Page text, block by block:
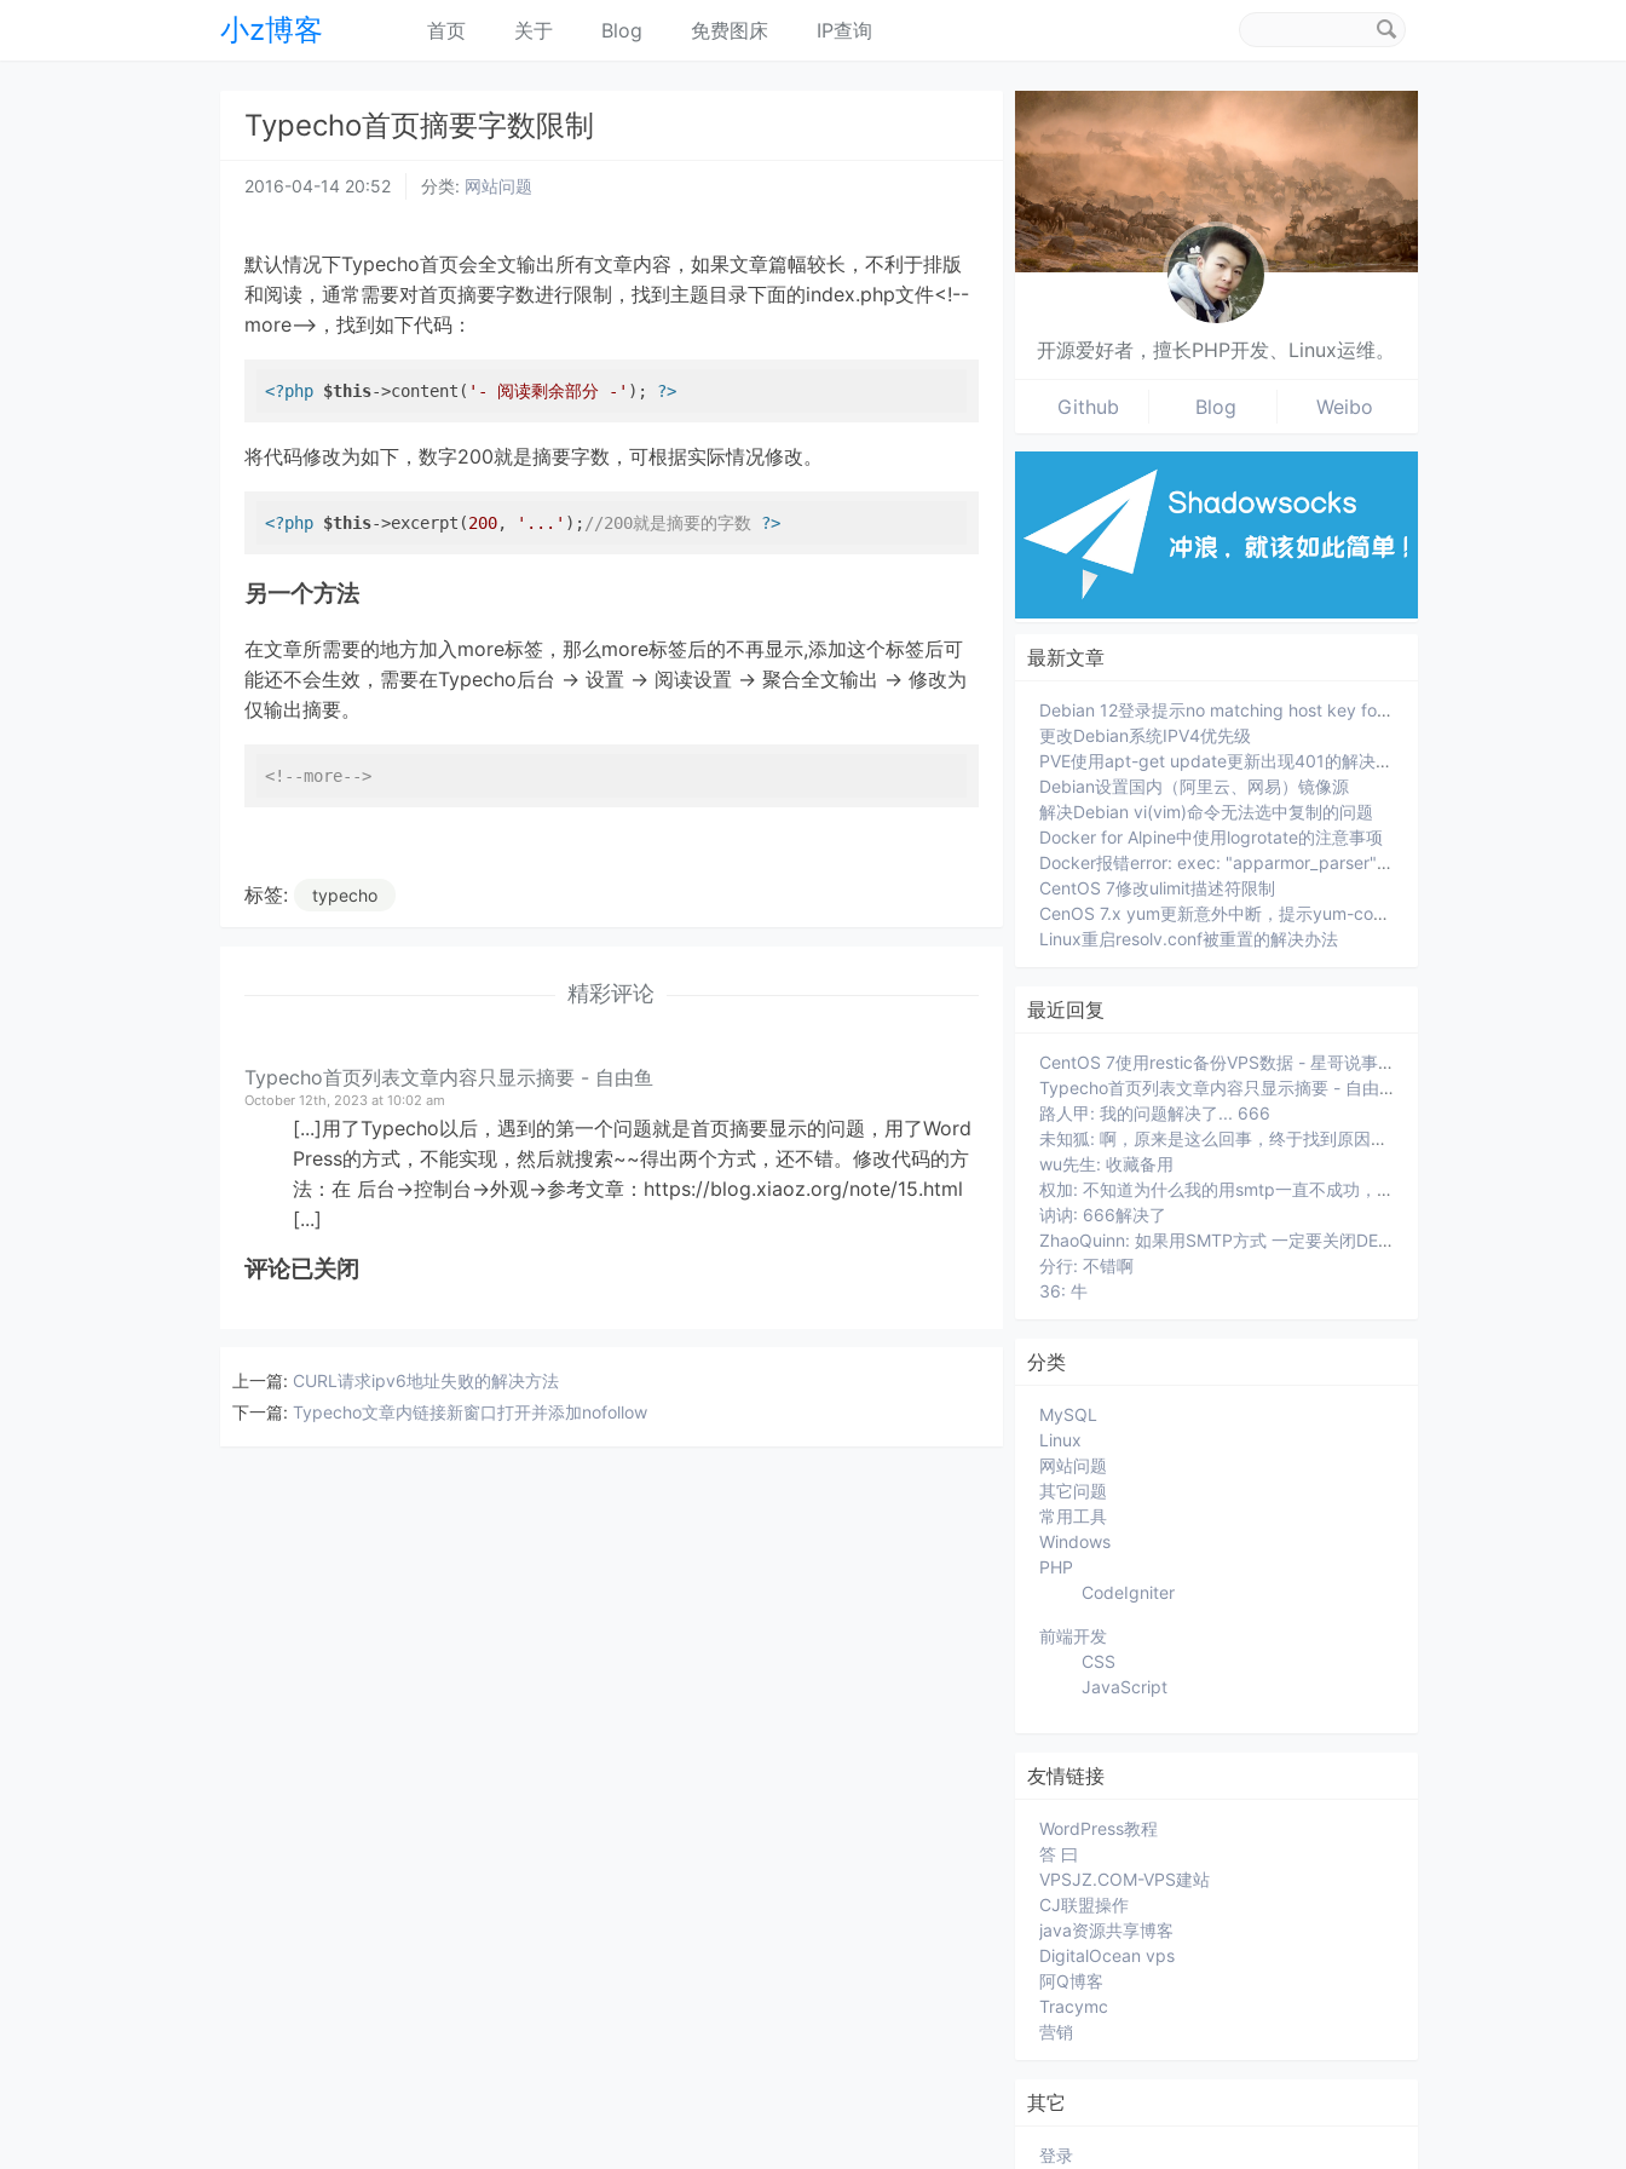
小z博客 首页 关于 Blog 免费图床 IP查询
键
字
Typecho首页摘要字数限制
2016-04-14 20:52 分类: 网站问题
默认情况下Typecho首页会全文输出所有文章内容，如果文章篇幅较长，不利于排版
和阅读，通常需要对首页摘要字数进行限制，找到主题目录下面的index.php文件<!--
more-->，找到如下代码：
<?php $this->content( '- 阅读剩余部分 -' ); ?>
将代码修改为如下，数字200就是摘要字数，可根据实际情况修改。
<?php $this->excerpt(200, '...' ); //200就是摘要的字数 ?>
另一个方法
在文章所需要的地方加入more标签，那么more标签后的不再显示,添加这个标签后可
能还不会生效，需要在Typecho后台 -> 设置 -> 阅读设置 -> 聚合全文输出 -> 修改为
仅输出摘要。
<!--more-->
标签: typecho
精彩评论
Typecho首页列表文章内容只显示摘要 - 自由鱼
October 12th, 2023 at 10:02 am
[...]用了Typecho以后，遇到的第一个问题就是首页摘要显示的问题，用了Word
Press的方式，不能实现，然后就搜索~~得出两个方式，还不错。修改代码的方
法：在 后台->控制台->外观->参考文章：https://blog.xiaoz.org/note/15.html
[...]
评论已关闭
上一篇: CURL请求ipv6地址失败的解决方法
下一篇: Typecho文章内链接新窗口打开并添加nofollow
开源爱好者，擅长PHP开发、Linux运维。
Github Blog Weibo
最新文章
Debian 12登录提示no matching host key format
更改Debian系统IPV4优先级
PVE使用apt-get update更新出现401的解决办法
Debian设置国内（阿里云、网易）镜像源
解决Debian vi(vim)命令无法选中复制的问题
Docker for Alpine中使用logrotate的注意事项
Docker报错error: exec: "apparmor_parser": executable file not found in $PATH.
CentOS 7修改ulimit描述符限制
CenOS 7.x yum更新意外中断，提示yum-complete-transaction
Linux重启resolv.conf被重置的解决办法
最近回复
CentOS 7使用restic备份VPS数据 - 星哥说事: [...]xiaoz 选择的是将当前服务器数据通过 SFTP 方...
Typecho首页列表文章内容只显示摘要 - 自由鱼: [...]用了Typecho以后，遇到的第一个问题就是首页摘要显...
路人甲: 我的问题解决了... 666
未知狐: 啊，原来是这么回事，终于找到原因了。
wu先生: 收藏备用
权加: 不知道为什么我的用smtp一直不成功，老提示：SMTP连接失败，...
讷讷: 666解决了
ZhaoQuinn: 如果用SMTP方式 一定要关闭DEBUG功能 不然usr/plu...
分行: 不错啊
36: 牛
分类
MySQL
Linux
网站问题
其它问题
常用工具
Windows
PHP
CodeIgniter
前端开发
CSS
JavaScript
友情链接
WordPress教程
答 曰
VPSJZ.COM-VPS建站
CJ联盟操作
java资源共享博客
DigitalOcean vps
阿Q博客
Tracymc
营销
其它
登录